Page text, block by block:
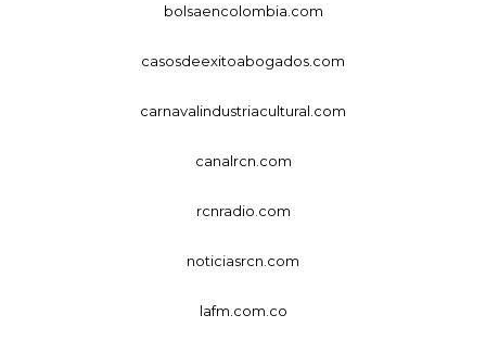
bolsaencolombia.com
casosdeexitoabogados.com
carnavalindustriacultural.com
canalrcn.com
rcnradio.com
noticiasrcn.com
lafm.com.co